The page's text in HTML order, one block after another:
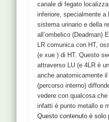
canale di fegato
inferiore, specialmente a
sistema urinario e della
all’ombelico (Deadman)
LR comunica con HT,
(e xue ) di HT. Questo
attraverso LU (e 4LR è
anche anatomicamente
(percorso interno)
vedere con qualcosa che
infatti è punto metallo e
Questo contenuto è solo